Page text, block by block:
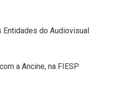
Entidades do Audiovisual
a Ancine, na FIESP